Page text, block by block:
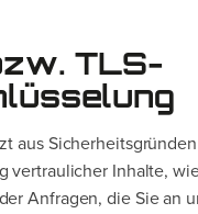
TLS-
aus
vertraulicher Inhalte,
Anfragen, die Sie an